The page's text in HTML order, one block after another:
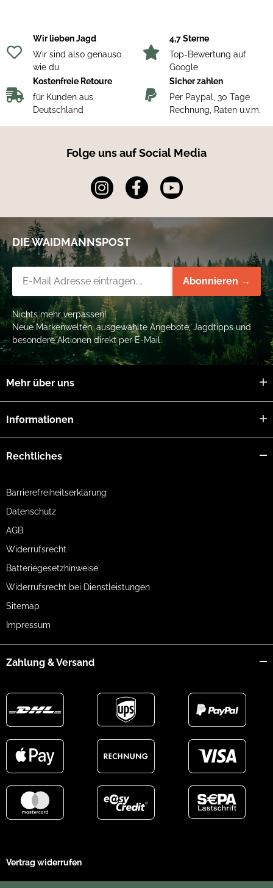
Wir lieben Jagd
Wir sind also genauso
wie du
4,7 Sterne
Top-Bewertung auf
Google
Kostenfreie Retoure
für Kunden aus
Deutschland
Sicher zahlen
Per Paypal, 30 Tage
Rechnung, Raten u.v.m.
Folge uns auf Social Media
DIE WAIDMANNSPOST
Abonnieren →
Nichts mehr verpassen!
Neue Markenwelten, ausgewählte Angebote, Jagdtipps und
besondere Aktionen direkt per E-Mail.
Mehr über uns
Informationen
Rechtliches
Barrierefreiheitserklärung
Datenschutz
AGB
Widerrufsrecht
Batteriegesetzhinweise
Widerrufsrecht bei Dienstleistungen
Sitemap
Impressum
Zahlung & Versand
Vertrag widerrufen